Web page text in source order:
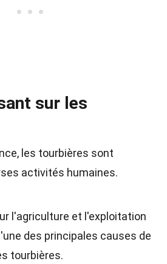
sur les
les tourbières sont
activités humaines.
l'agriculture et l'exploitation
des principales causes de
tourbières.